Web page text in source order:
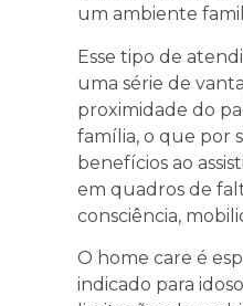
um ambiente
Esse tipo de
uma série de
proximidade do
família, o que por
benefícios ao
em quadros de
consciência,
O home care é
indicado para